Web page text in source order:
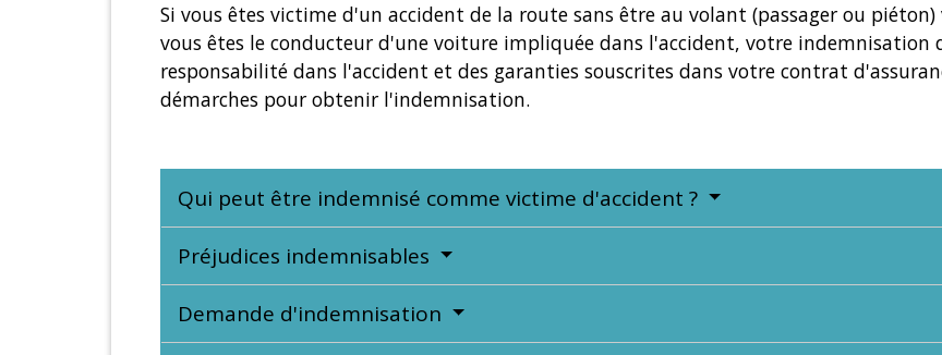
Si vous êtes victime d'un accident de la route sans être au volant (passager ou
vous êtes le conducteur d'une voiture impliquée dans l'accident, votre indemnisation
responsabilité dans l'accident et des garanties souscrites dans votre contrat
démarches pour obtenir l'indemnisation.
Qui peut être indemnisé comme victime d'accident ?
Préjudices indemnisables
Demande d'indemnisation